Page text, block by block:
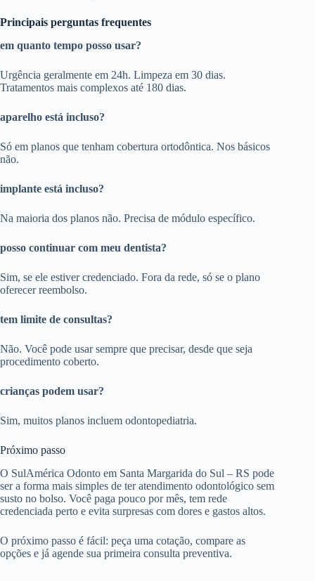
Principais perguntas frequentes
em quanto tempo posso usar?
Urgência geralmente em 24h. Limpeza em 30 dias.
Tratamentos mais complexos até 180 dias.
aparelho está incluso?
Só em planos que tenham cobertura ortodôntica. Nos básicos
não.
implante está incluso?
Na maioria dos planos não. Precisa de módulo específico.
posso continuar com meu dentista?
Sim, se ele estiver credenciado. Fora da rede, só se o plano
oferecer reembolso.
tem limite de consultas?
Não. Você pode usar sempre que precisar, desde que seja
procedimento coberto.
crianças podem usar?
Sim, muitos planos incluem odontopediatria.
Próximo passo
O SulAmérica Odonto em Santa Margarida do Sul – RS pode
ser a forma mais simples de ter atendimento odontológico sem
susto no bolso. Você paga pouco por mês, tem rede
credenciada perto e evita surpresas com dores e gastos altos.
O próximo passo é fácil: peça uma cotação, compare as
opções e já agende sua primeira consulta preventiva.